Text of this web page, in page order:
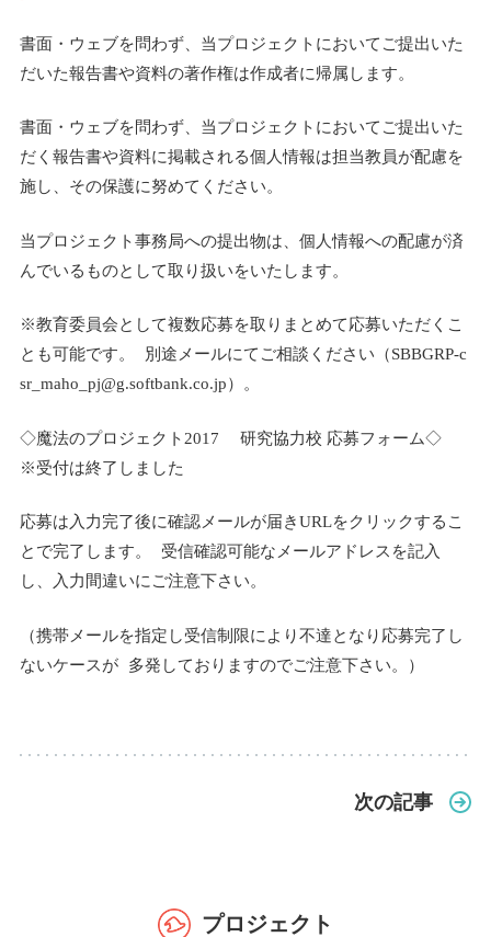
書面・ウェブを問わず、当プロジェクトにおいてご提出いた
だいた報告書や資料の著作権は作成者に帰属します。
書面・ウェブを問わず、当プロジェクトにおいてご提出いた
だく報告書や資料に掲載される個人情報は担当教員が配慮を
施し、その保護に努めてください。
当プロジェクト事務局への提出物は、個人情報への配慮が済
んでいるものとして取り扱いをいたします。
※教育委員会として複数応募を取りまとめて応募いただくこ
とも可能です。 別途メールにてご相談ください（SBBGRP-c
sr_maho_pj@g.softbank.co.jp）。
◇魔法のプロジェクト2017 研究協力校 応募フォーム◇
※受付は終了しました
応募は入力完了後に確認メールが届きURLをクリックするこ
とで完了します。 受信確認可能なメールアドレスを記入
し、入力間違いにご注意下さい。
（携帯メールを指定し受信制限により不達となり応募完了し
ないケースが 多発しておりますのでご注意下さい。）
次の記事
プロジェクト